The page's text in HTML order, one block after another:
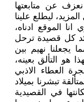
عن متابعتها
ليطلع علينا
الموقع ادناه،
كل قصيدة ترحل
يجعلنا نهيم بين
التألق بعينه،
العطاء الاذبي
تبشرنا بميلاد
في القصيدية